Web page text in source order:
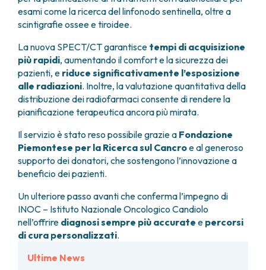
METASTASI DEL SISTEMA NERVOSO CENTRALE
MIELOMI
NEOPLASIE MIELODISPLASTICHE
NEOPLASIE MIELOPROLIFERATIVE CRONICHE
SARCOMI E TUMORI RARI
TUMORI OSSEI
FARMACIA
FISICA SANITARIA
MEDICINA NUCLEARE
RADIODIAGNOSTICA
RADIOTERAPIA
CONSULENZE
CARDIOLOGIA
DIETETICA E NUTRIZIONE CLINICA
GENETICA MEDICA
PNEUMOLOGIA
PSICOLOGIA
ALTRE CONSULENZE
RICERCA CLINICA
RICERCA CLINICA E INNOVAZIONE
CLINICAL RESEARCH UNIT (CRU)
esami come la ricerca del linfonodo sentinella, oltre a
scintigrafie ossee e tiroidee.
La nuova SPECT/CT garantisce tempi di acquisizione
più rapidi, aumentando il comfort e la sicurezza dei
pazienti, e riduce significativamente l’esposizione
alle radiazioni. Inoltre, la valutazione quantitativa della
distribuzione dei radiofarmaci consente di rendere la
pianificazione terapeutica ancora più mirata.
Il servizio è stato reso possibile grazie a Fondazione
Piemontese per la Ricerca sul Cancroe al generoso
supporto dei donatori, che sostengono l’innovazione a
beneficio dei pazienti.
Un ulteriore passo avanti che conferma l’impegno di
INOC – Istituto Nazionale Oncologico Candiolo
nell’offrire diagnosi sempre più accurate e percorsi
di cura personalizzati.
Ultime News